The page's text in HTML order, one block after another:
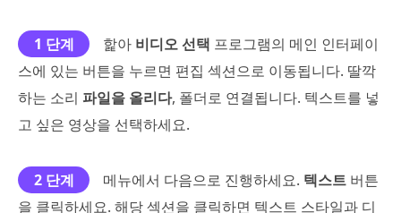
1 단계 핥아 비디오 선택 프로그램의 메인 인터페이
스에 있는 버튼을 누르면 편집 섹션으로 이동됩니다. 딸깍
하는 소리 파일을 올리다, 폴더로 연결됩니다. 텍스트를 넣
고 싶은 영상을 선택하세요.
2 단계 메뉴에서 다음으로 진행하세요. 텍스트 버튼
을 클릭하세요. 해당 섹션을 클릭하면 텍스트 스타일과 디